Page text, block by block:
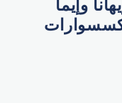
وإيما